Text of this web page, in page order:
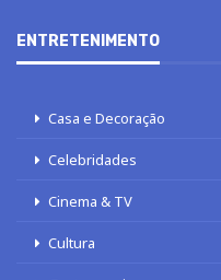
ENTRETENIMENTO
Casa e Decoração
Celebridades
Cinema & TV
Cultura